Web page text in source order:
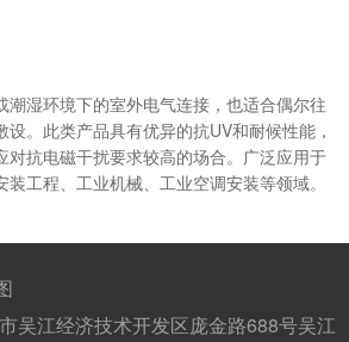
潮湿环境下的室外电气连接，也适合偶尔往
。此类产品具有优异的抗UV和耐候性能，
对抗电磁干扰要求较高的场合。广泛应用于
工程、工业机械、工业空调安装等领域。
吴江经济技术开发区庞金路688号吴江